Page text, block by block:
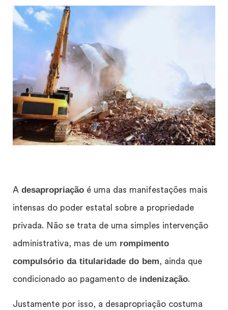
A desapropriação é uma das manifestações mais
intensas do poder estatal sobre a propriedade
privada. Não se trata de uma simples intervenção
administrativa, mas de um rompimento
compulsório da titularidade do bem, ainda que
condicionado ao pagamento de indenização.
Justamente por isso, a desapropriação costuma